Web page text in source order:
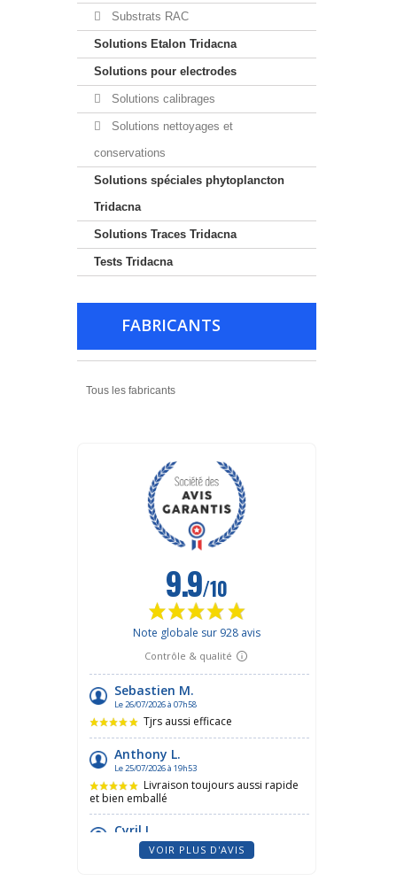
Substrats RAC
Solutions Etalon Tridacna
Solutions pour electrodes
Solutions calibrages
Solutions nettoyages et
conservations
Solutions spéciales phytoplancton
Tridacna
Solutions Traces Tridacna
Tests Tridacna
FABRICANTS
Tous les fabricants
VOIR PLUS D'AVIS